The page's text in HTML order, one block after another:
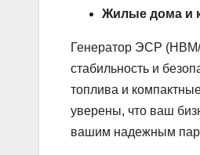
Жилые дома и
Генератор ЭСР (НВМ/
стабильность и
топлива и
уверены, что ваш
вашим надежным